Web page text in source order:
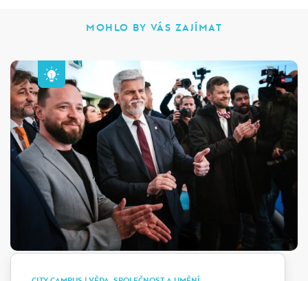
MOHLO BY VÁS ZAJÍMAT